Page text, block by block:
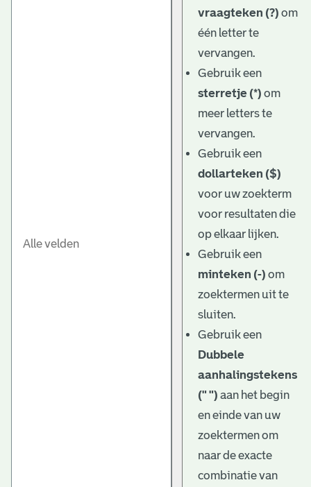
vraagteken (?) om
één letter te
vervangen.
Gebruik een
sterretje (*) om
meer letters te
vervangen.
Gebruik een
dollarteken ($)
voor uw zoekterm
voor resultaten die
op elkaar lijken.
Gebruik een
minteken (-) om
zoektermen uit te
sluiten.
Gebruik een
Dubbele
aanhalingstekens
(" ") aan het begin
en einde van uw
zoektermen om
naar de exacte
combinatie van